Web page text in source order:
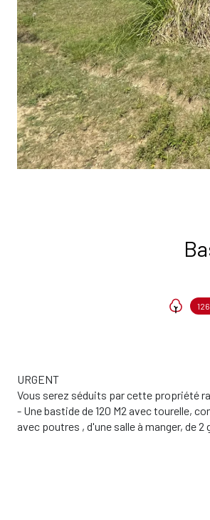
URGENT
Vous serez séduits par cette propriété
- Une bastide de 120 M2 avec tourelle,
avec poutres , d'une salle à manger, de
cheminée et cuisine ouverte, 2 belles
L'ensemble a été construit sur un